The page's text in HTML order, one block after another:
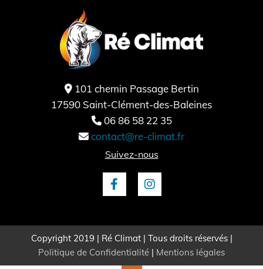
 101 chemin Passage Bertin
17590 Saint-Clément-des-Baleines
 06 86 58 22 35
 contact@re-climat.fr
Suivez-nous
Copyright 2019 | Ré Climat | Tous droits réservés |
Politique de Confidentialité | Mentions légales